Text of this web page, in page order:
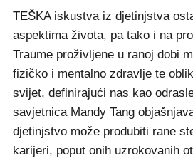
TEŠKA iskustva iz djetinjstva
aspektima života, pa tako i na
Traume proživljene u ranoj dobi
fizičko i mentalno zdravlje te
svijet, definirajući nas kao
savjetnica Mandy Tang
djetinjstvo može produbiti rane
karijeri, poput onih uzrokovanih